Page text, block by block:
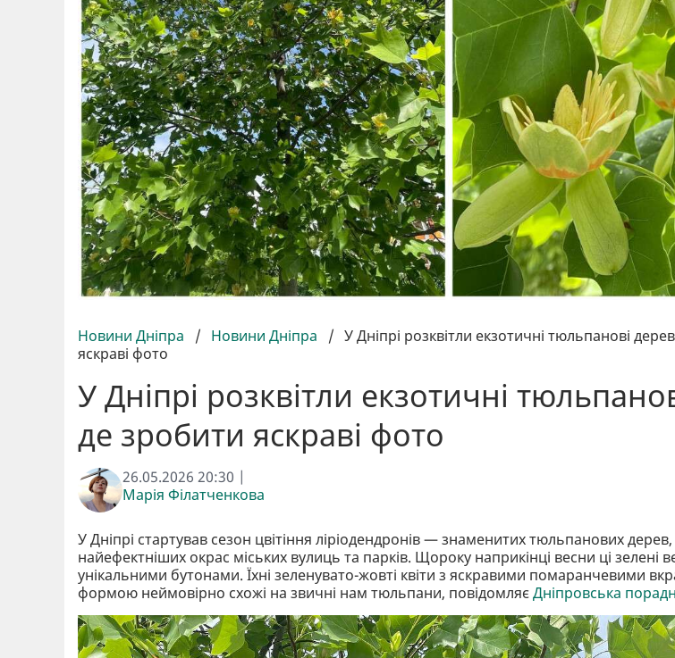
Новини Дніпра / Новини Дніпра / У Дніпрі розквітли екзотичні тюльпанові
яскраві фото
У Дніпрі розквітли екзотичні
де зробити яскраві фото
26.05.2026 20:30 |
Марія Філатченкова
У Дніпрі стартував сезон цвітіння ліріодендронів — знаменитих тюльпанових дерев,
найефектніших окрас міських вулиць та парків. Щороку наприкінці весни ці зелені
унікальними бутонами. Їхні зеленувато-жовті квіти з яскравими помаранчевими
формою неймовірно схожі на звичні нам тюльпани, повідомляєДніпровська